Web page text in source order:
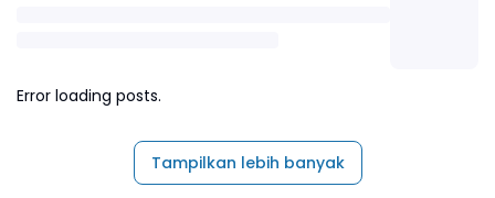
Error loading posts.
Tampilkan lebih banyak